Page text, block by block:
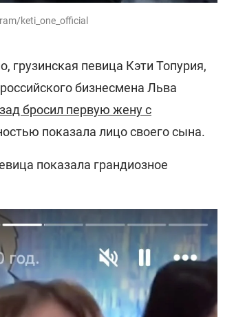
keti_one_official
грузинская певица Кэти Топурия,
бизнесмена Льва
бросил первую жену с
показала лицо своего сына.
показала грандиозное